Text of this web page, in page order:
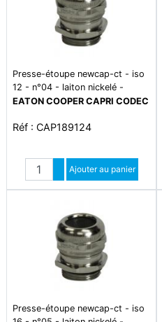
Presse-étoupe newcap-ct - iso
12 - n°04 - laiton nickelé -
ip66/68 - plage de température
EATON COOPER CAPRI CODEC
Réf : CAP189124
Quantité
Augmenter quantité
Diminuer quantité
Ajouter au panier
Presse-étoupe newcap-ct - iso